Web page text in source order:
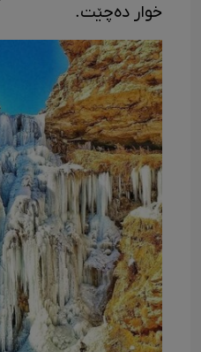
خوار دەچێت.